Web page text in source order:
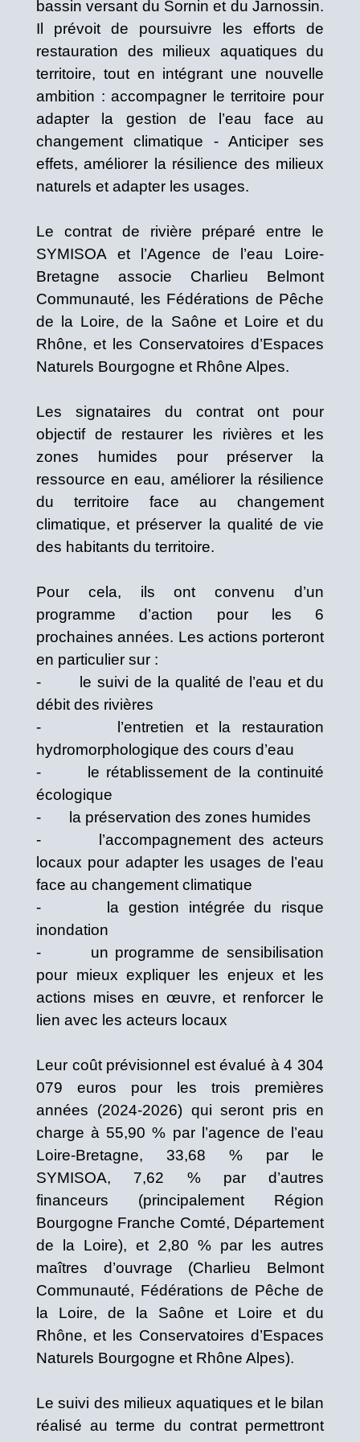
bassin versant du Sornin et du Jarnossin.
Il prévoit de poursuivre les efforts de
restauration des milieux aquatiques du
territoire, tout en intégrant une nouvelle
ambition : accompagner le territoire pour
adapter la gestion de l’eau face au
changement climatique - Anticiper ses
effets, améliorer la résilience des milieux
naturels et adapter les usages.
Le contrat de rivière préparé entre le
SYMISOA et l’Agence de l’eau Loire-
Bretagne associe Charlieu Belmont
Communauté, les Fédérations de Pêche
de la Loire, de la Saône et Loire et du
Rhône, et les Conservatoires d’Espaces
Naturels Bourgogne et Rhône Alpes.
Les signataires du contrat ont pour
objectif de restaurer les rivières et les
zones humides pour préserver la
ressource en eau, améliorer la résilience
du territoire face au changement
climatique, et préserver la qualité de vie
des habitants du territoire.
Pour cela, ils ont convenu d’un
programme d’action pour les 6
prochaines années. Les actions porteront
en particulier sur :
- le suivi de la qualité de l’eau et du
débit des rivières
- l’entretien et la restauration
hydromorphologique des cours d’eau
- le rétablissement de la continuité
écologique
- la préservation des zones humides
- l’accompagnement des acteurs
locaux pour adapter les usages de l’eau
face au changement climatique
- la gestion intégrée du risque
inondation
- un programme de sensibilisation
pour mieux expliquer les enjeux et les
actions mises en œuvre, et renforcer le
lien avec les acteurs locaux
Leur coût prévisionnel est évalué à 4 304
079 euros pour les trois premières
années (2024-2026) qui seront pris en
charge à 55,90 % par l’agence de l’eau
Loire-Bretagne, 33,68 % par le
SYMISOA, 7,62 % par d’autres
financeurs (principalement Région
Bourgogne Franche Comté, Département
de la Loire), et 2,80 % par les autres
maîtres d’ouvrage (Charlieu Belmont
Communauté, Fédérations de Pêche de
la Loire, de la Saône et Loire et du
Rhône, et les Conservatoires d’Espaces
Naturels Bourgogne et Rhône Alpes).
Le suivi des milieux aquatiques et le bilan
réalisé au terme du contrat permettront